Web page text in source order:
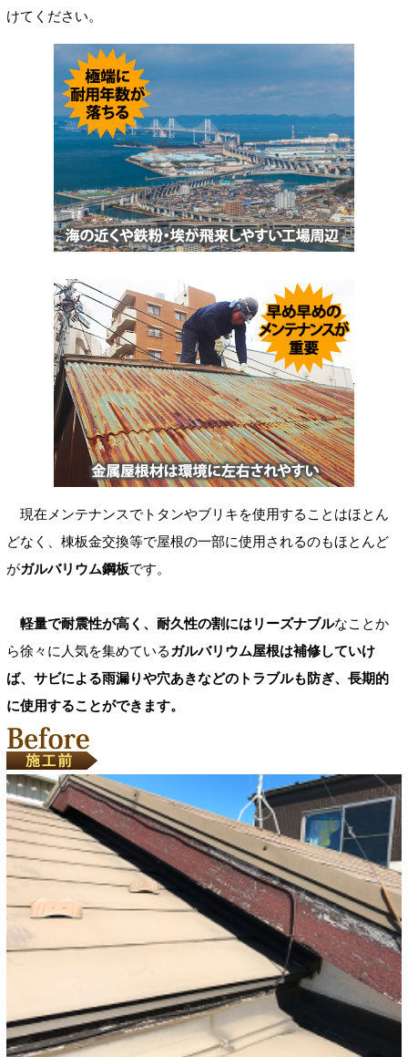
けてください。
現在メンテナンスでトタンやブリキを使用することはほとん
どなく、棟板金交換等で屋根の一部に使用されるのもほとんど
がガルバリウム鋼板です。
軽量で耐震性が高く、耐久性の割にはリーズナブルなことか
ら徐々に人気を集めているガルバリウム屋根は補修していけ
ば、サビによる雨漏りや穴あきなどのトラブルも防ぎ、長期的
に使用することができます。